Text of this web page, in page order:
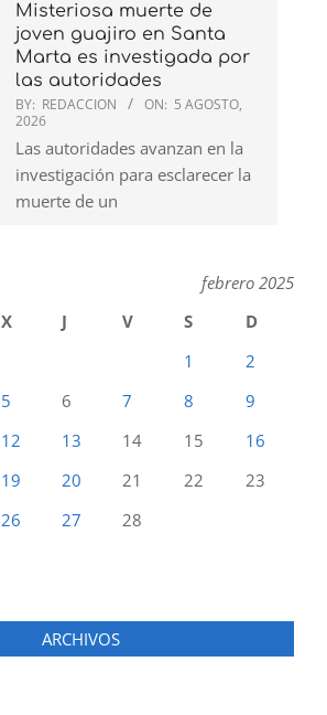
Misteriosa muerte de
joven guajiro en Santa
Marta es investigada por
las autoridades
BY: REDACCION ON: 5 AGOSTO,
2026
Las autoridades avanzan en la
investigación para esclarecer la
muerte de un
febrero 2025
X J V S
D
1
2
5 6 7 8
9
12 13 14 15
16
19 20 21 22
23
26 27 28
ARCHIVOS